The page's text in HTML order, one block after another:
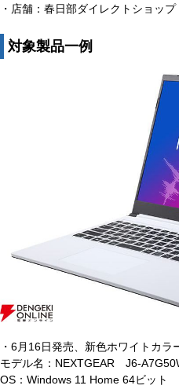
・店舗：春日部ダイレクトショップ
対象製品一例
・6月16日発売、新色ホワイトカ
モデル名：NEXTGEAR J6-
OS：Windows 11 Home 64ビット